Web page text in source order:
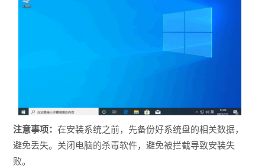
注意事项： 在安装系统之前，先备份好系统盘的相关数据，
避免丢失。关闭电脑的杀毒软件，避免被拦截导致安装失
败。